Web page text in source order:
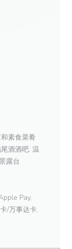
素食菜肴
酒酒吧, 温
露台
Pay,
/万事达卡,